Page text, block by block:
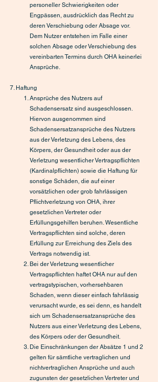
personeller Schwierigkeiten oder
Engpässen, ausdrücklich das Recht zu
deren Verschiebung oder Absage vor.
Dem Nutzer entstehen im Falle einer
solchen Absage oder Verschiebung des
vereinbarten Termins durch OHA keinerlei
Ansprüche.
7. Haftung
Ansprüche des Nutzers auf
Schadensersatz sind ausgeschlossen.
Hiervon ausgenommen sind
Schadensersatzansprüche des Nutzers
aus der Verletzung des Lebens, des
Körpers, der Gesundheit oder aus der
Verletzung wesentlicher Vertragspflichten
(Kardinalpflichten) sowie die Haftung für
sonstige Schäden, die auf einer
vorsätzlichen oder grob fahrlässigen
Pflichtverletzung von OHA, ihrer
gesetzlichen Vertreter oder
Erfüllungsgehilfen beruhen. Wesentliche
Vertragspflichten sind solche, deren
Erfüllung zur Erreichung des Ziels des
Vertrags notwendig ist.
Bei der Verletzung wesentlicher
Vertragspflichten haftet OHA nur auf den
vertragstypischen, vorhersehbaren
Schaden, wenn dieser einfach fahrlässig
verursacht wurde, es sei denn, es handelt
sich um Schadensersatzansprüche des
Nutzers aus einer Verletzung des Lebens,
des Körpers oder der Gesundheit.
Die Einschränkungen der Absätze 1 und 2
gelten für sämtliche vertraglichen und
nichtvertraglichen Ansprüche und auch
zugunsten der gesetzlichen Vertreter und